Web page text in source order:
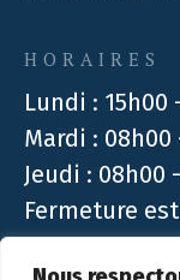
HORAIRES
Lundi : 15h00
Mardi : 08h00
Jeudi : 08h00
Fermeture